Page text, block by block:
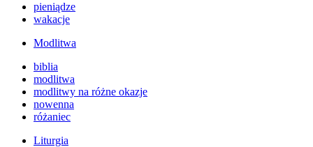
pieniądze
wakacje
Modlitwa
biblia
modlitwa
modlitwy na różne okazje
nowenna
różaniec
Liturgia